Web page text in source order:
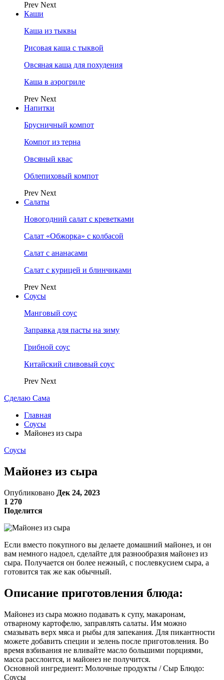
Prev Next
Каши
Каша из тыквы
Рисовая каша с тыквой
Овсяная каша для похудения
Каша в аэрогриле
Prev Next
Напитки
Брусничный компот
Компот из терна
Овсяный квас
Облепиховый компот
Prev Next
Салаты
Новогодний салат с креветками
Салат «Обжорка» с колбасой
Салат с ананасами
Салат с курицей и блинчиками
Prev Next
Соусы
Манговый соус
Заправка для пасты на зиму
Грибной соус
Китайский сливовый соус
Prev Next
Сделаю Сама
Главная
Соусы
Майонез из сыра
Соусы
Майонез из сыра
Опубликовано Дек 24, 2023
1 270
Поделится
Если вместо покупного вы делаете домашний майонез, и он
вам немного надоел, сделайте для разнообразия майонез из
сыра. Получается он более нежный, с послевкусием сыра, а
готовится так же как обычный.
Описание приготовления блюда:
Майонез из сыра можно подавать к супу, макаронам,
отварному картофелю, заправлять салаты. Им можно
смазывать верх мяса и рыбы для запекания. Для пикантности
можете добавить специи и зелень после приготовления. Во
время взбивания не вливайте масло большими порциями,
масса расслоится, и майонез не получится.
Основной ингредиент: Молочные продукты / Сыр Блюдо:
Соусы